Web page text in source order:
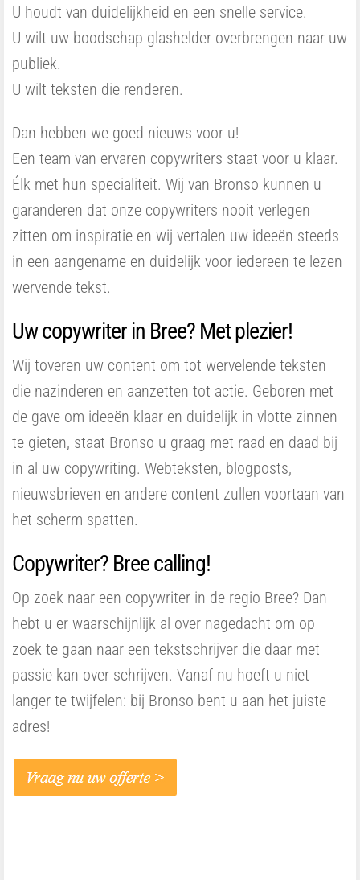
U houdt van duidelijkheid en een snelle service.
U wilt uw boodschap glashelder overbrengen naar uw
publiek.
U wilt teksten die renderen.
Dan hebben we goed nieuws voor u!
Een team van ervaren copywriters staat voor u klaar.
Élk met hun specialiteit. Wij van Bronso kunnen u
garanderen dat onze copywriters nooit verlegen
zitten om inspiratie en wij vertalen uw ideeën steeds
in een aangename en duidelijk voor iedereen te lezen
wervende tekst.
Uw copywriter in Bree? Met plezier!
Wij toveren uw content om tot wervelende teksten
die nazinderen en aanzetten tot actie. Geboren met
de gave om ideeën klaar en duidelijk in vlotte zinnen
te gieten, staat Bronso u graag met raad en daad bij
in al uw copywriting. Webteksten, blogposts,
nieuwsbrieven en andere content zullen voortaan van
het scherm spatten.
Copywriter? Bree calling!
Op zoek naar een copywriter in de regio Bree? Dan
hebt u er waarschijnlijk al over nagedacht om op
zoek te gaan naar een tekstschrijver die daar met
passie kan over schrijven. Vanaf nu hoeft u niet
langer te twijfelen: bij Bronso bent u aan het juiste
adres!